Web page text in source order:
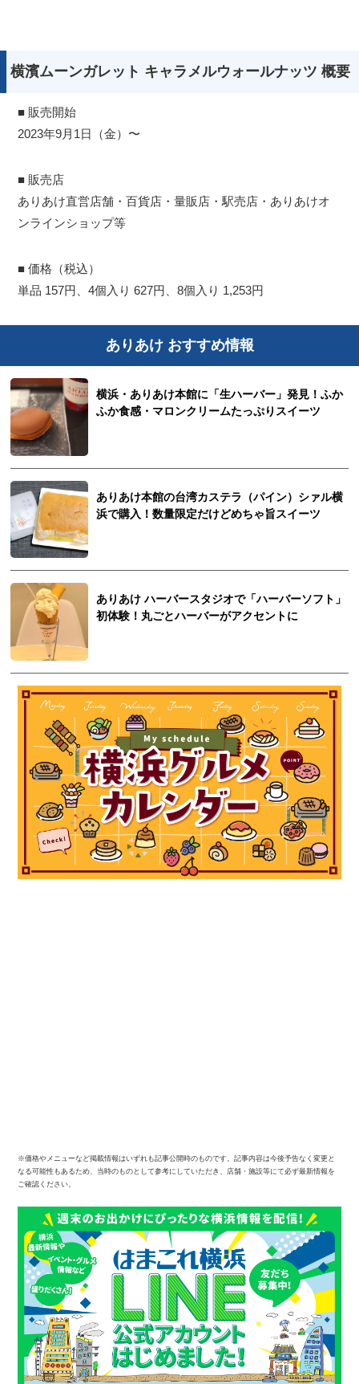
横濱ムーンガレット キャラメルウォールナッツ 概要
■ 販売開始
2023年9月1日（金）〜
■ 販売店
ありあけ直営店舗・百貨店・量販店・駅売店・ありあけオ
ンラインショップ等
■ 価格（税込）
単品 157円、4個入り 627円、8個入り 1,253円
ありあけ おすすめ情報
横浜・ありあけ本館に「生ハーバー」発見！ふか
ふか食感・マロンクリームたっぷりスイーツ
ありあけ本館の台湾カステラ（パイン）シァル横
浜で購入！数量限定だけどめちゃ旨スイーツ
ありあけ ハーバースタジオで「ハーバーソフト」
初体験！丸ごとハーバーがアクセントに
※価格やメニューなど掲載情報はいずれも記事公開時のものです。記事内容は今後予告なく変更と
なる可能性もあるため、当時のものとして参考にしていただき、店舗・施設等にて必ず最新情報を
ご確認ください。